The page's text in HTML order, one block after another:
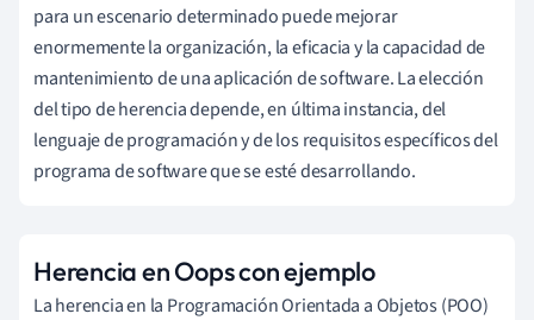
para un escenario determinado puede mejorar
enormemente la organización, la eficacia y la capacidad de
mantenimiento de una aplicación de software. La elección
del tipo de herencia depende, en última instancia, del
lenguaje de programación y de los requisitos específicos del
programa de software que se esté desarrollando.
Herencia en Oops con ejemplo
La herencia en la Programación Orientada a Objetos (POO)